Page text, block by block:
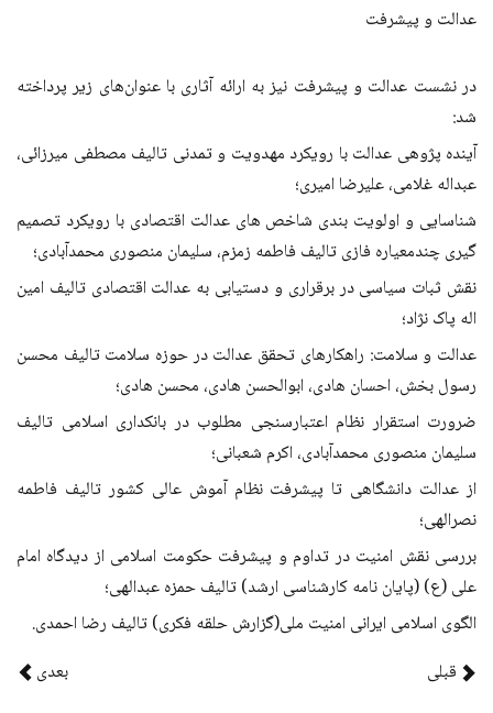
عدالت و پیشرفت
در نشست عدالت و پیشرفت نیز به ارائه آثاری با عنوان‌های زیر پرداخته
شد:
آینده پژوهی عدالت با رویکرد مهدویت و تمدنی تالیف مصطفی میرزائی،
عبداله غلامی، علیرضا امیری؛
شناسایی و اولویت بندی شاخص های عدالت اقتصادی با رویکرد تصمیم
گیری چندمعیاره فازی تالیف فاطمه زمزم، سلیمان منصوری محمدآبادی؛
نقش ثبات سیاسی در برقراری و دستیابی به عدالت اقتصادی تالیف امین
اله پاک نژاد؛
عدالت و سلامت: راهکارهای تحقق عدالت در حوزه سلامت تالیف محسن
رسول بخش، احسان هادی، ابوالحسن هادی، محسن هادی؛
ضرورت استقرار نظام اعتبارسنجی مطلوب در بانکداری اسلامی تالیف
سلیمان منصوری محمدآبادی، اکرم شعبانی؛
از عدالت دانشگاهی تا پیشرفت نظام آموش عالی کشور تالیف فاطمه
نصرالهی؛
بررسی نقش امنیت در تداوم و پیشرفت حکومت اسلامی از دیدگاه امام
علی (ع) (پایان نامه کارشناسی ارشد) تالیف حمزه عبدالهی؛
الگوی اسلامی ایرانی امنیت ملی(گزارش حلقه فکری) تالیف رضا احمدی.
قبلی
بعدی